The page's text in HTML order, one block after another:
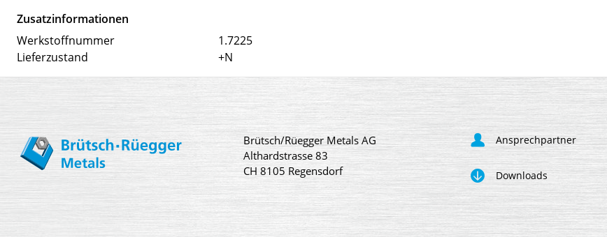
Zusatzinformationen
Werkstoffnummer
1.7225
Lieferzustand
+N
Brütsch/Rüegger Metals AG
Althardstrasse 83
CH 8105 Regensdorf
Ansprechpartner
Downloads